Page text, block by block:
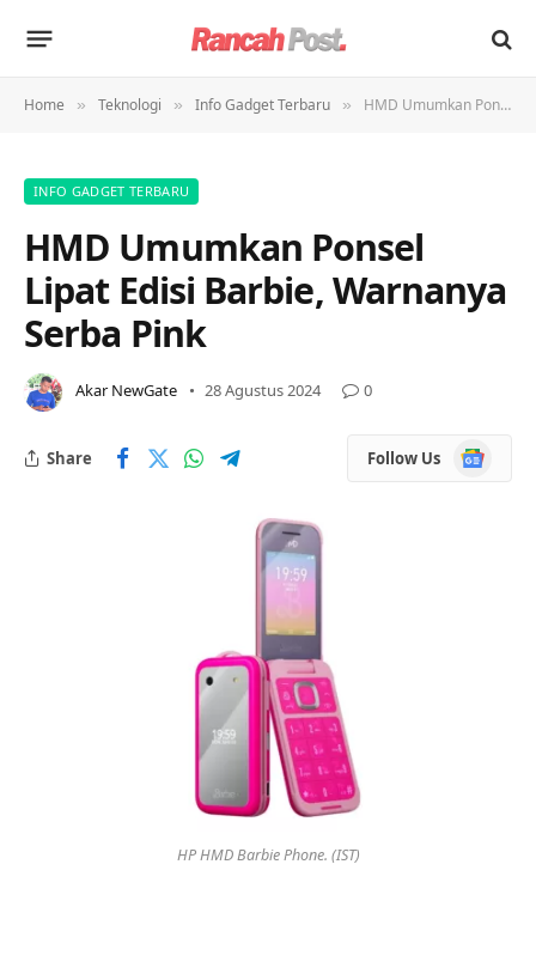
Home » Teknologi » Info Gadget Terbaru » HMD Umumkan Ponsel Lipat Edisi Barbie, Warnanya Serba Pink
INFO GADGET TERBARU
HMD Umumkan Ponsel
Lipat Edisi Barbie, Warnanya
Serba Pink
Akar NewGate 28 Agustus 2024 0
Share Follow Us
Google
News
HP HMD Barbie Phone. (IST)